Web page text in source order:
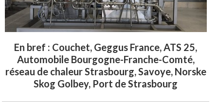
En bref : Couchet, Geggus France, ATS 25,
Automobile Bourgogne-Franche-Comté,
réseau de chaleur Strasbourg, Savoye, Norske
Skog Golbey, Port de Strasbourg